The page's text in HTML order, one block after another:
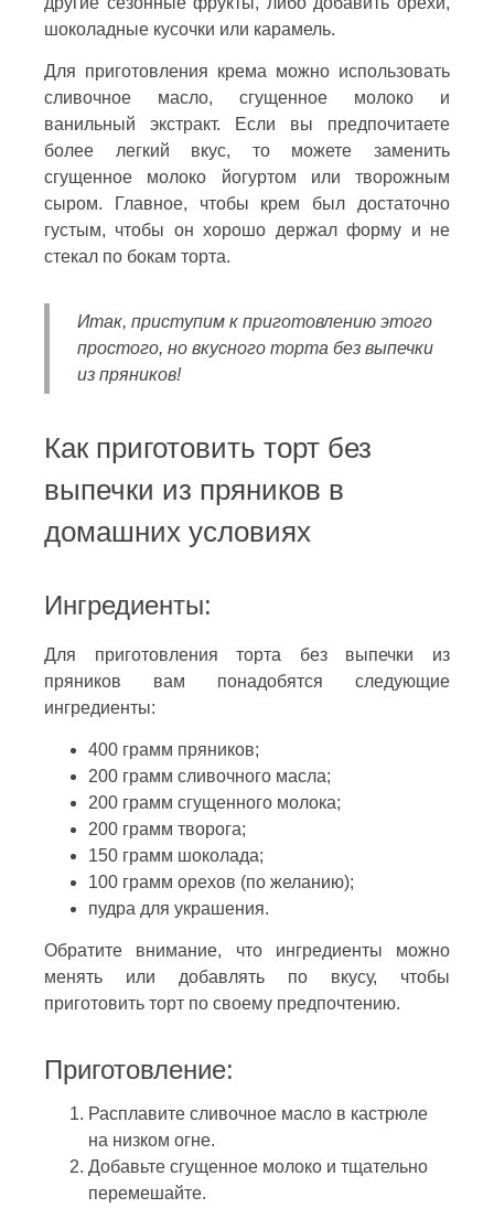
шоколадные кусочки или карамель.
Для приготовления крема можно использовать
сливочное масло, сгущенное молоко и
ванильный экстракт. Если вы предпочитаете
более легкий вкус, то можете заменить
сгущенное молоко йогуртом или творожным
сыром. Главное, чтобы крем был достаточно
густым, чтобы он хорошо держал форму и не
стекал по бокам торта.
Итак, приступим к приготовлению этого
простого, но вкусного торта без выпечки
из пряников!
Как приготовить торт без
выпечки из пряников в
домашних условиях
Ингредиенты:
Для приготовления торта без выпечки из
пряников вам понадобятся следующие
ингредиенты:
400 грамм пряников;
200 грамм сливочного масла;
200 грамм сгущенного молока;
200 грамм творога;
150 грамм шоколада;
100 грамм орехов (по желанию);
пудра для украшения.
Обратите внимание, что ингредиенты можно
менять или добавлять по вкусу, чтобы
приготовить торт по своему предпочтению.
Приготовление:
Расплавите сливочное масло в кастрюле
на низком огне.
Добавьте сгущенное молоко и тщательно
перемешайте.